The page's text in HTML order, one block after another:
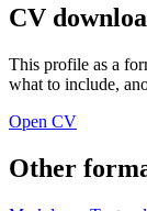
CV
This profile as a
what to include,
Open CV
Other